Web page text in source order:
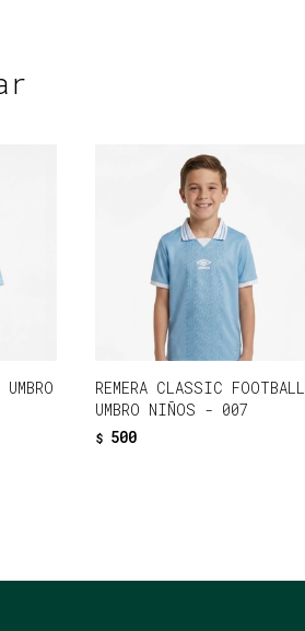
REMERA CLASSIC FOOTBALL
UMBRO NIÑOS - 007
$ 500